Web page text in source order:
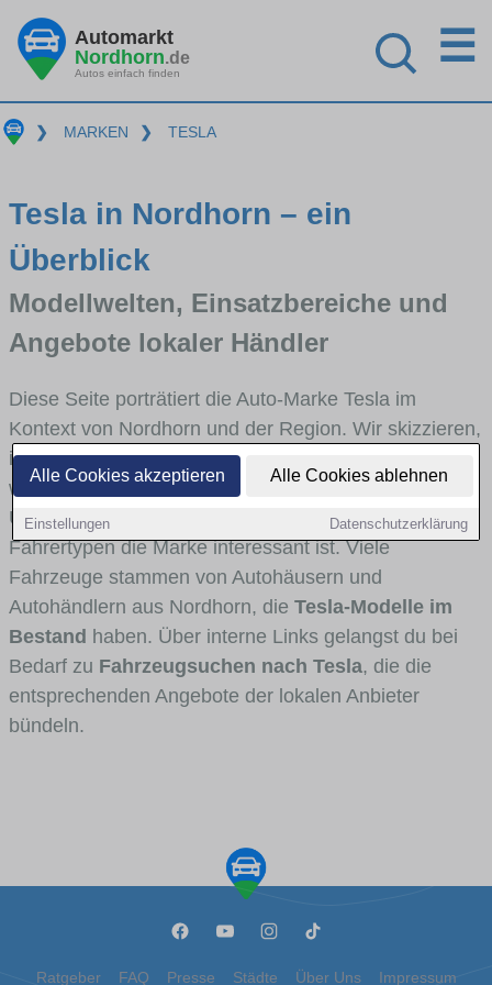
Alle Cookies akzeptieren Alle Cookies ablehnen
Einstellungen Datenschutzerklärung
Automarkt
Nordhorn.de
Autos einfach finden
☰
❯ MARKEN ❯ TESLA
Tesla in Nordhorn – ein
Überblick
Modellwelten, Einsatzbereiche und
Angebote lokaler Händler
Diese Seite porträtiert die Auto-Marke Tesla im
Kontext von Nordhorn und der Region. Wir skizzieren,
in welchen Fahrzeugklassen Tesla stark vertreten ist,
welche Modellreihen häufig im Stadt- und
Umlandverkehr zu sehen sind und für welche
Fahrertypen die Marke interessant ist. Viele
Fahrzeuge stammen von Autohäusern und
Autohändlern aus Nordhorn, die Tesla-Modelle im
Bestand haben. Über interne Links gelangst du bei
Bedarf zu Fahrzeugsuchen nach Tesla, die die
entsprechenden Angebote der lokalen Anbieter
bündeln.
Ratgeber FAQ Presse Städte Über Uns Impressum